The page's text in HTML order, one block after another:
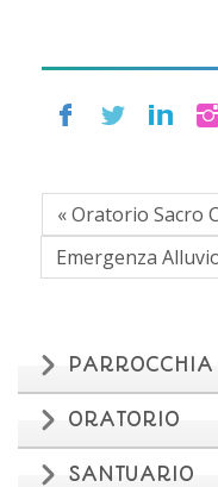
« Oratorio Sacro
Emergenza
PARROCCHIA
ORATORIO
SANTUARIO